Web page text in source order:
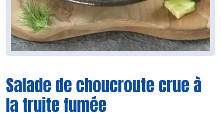
Salade de choucroute crue à
la truite fumée